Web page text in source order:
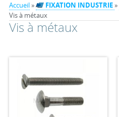
Accueil» FIXATION INDUSTRIE»
Vis à métaux
Vis à métaux